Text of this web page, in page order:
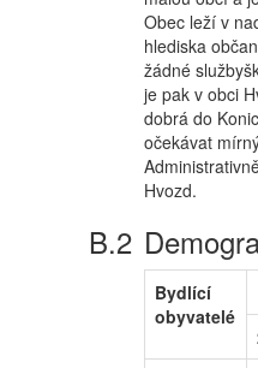
Obec leží v
hlediska
žádné
je pak v obci
dobrá do
očekávat
Hvozd.
Bydlící
obyvatelé